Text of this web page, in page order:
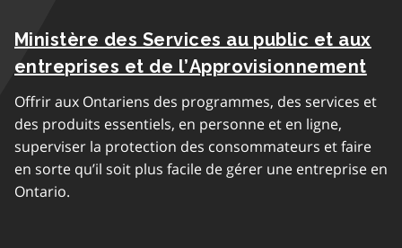
Ministère des Services au public et aux
entreprises et de l’Approvisionnement
Offrir aux Ontariens des programmes, des services et
des produits essentiels, en personne et en ligne,
superviser la protection des consommateurs et faire
en sorte qu’il soit plus facile de gérer une entreprise en
Ontario.